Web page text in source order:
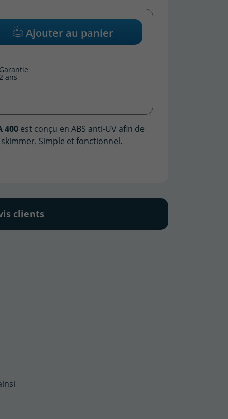
(2 avis)Ajouter au panier
Garantie
ans
400 est conçu en ABS anti-UV afin de
Simple et fonctionnel.
clients